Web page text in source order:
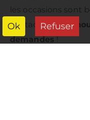
les occasions sont
contacter,nous
demandes!
Ok Refuser